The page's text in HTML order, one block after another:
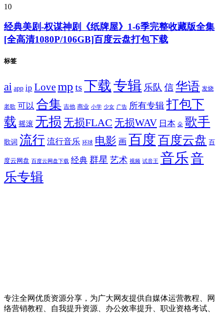
10
经典美剧-权谋神剧《纸牌屋》1-6季完整收藏版全集
[全高清1080P/106GB]百度云盘打包下载
标签
ai app ip Lovemp ts 下载专辑 乐队 信华语 发烧
老歌 可以 合集 吉他 商业 小学 少女 广告 所有专辑 打包下
载 摇滚 无损 无损FLAC 无损WAV 日本 朵 歌手
歌词 流行 流行音乐 环球 电影 画 百度百度云盘 百
度云网盘 百度云网盘下载 经典 群星 艺术 视频 试音王 音乐音
乐专辑
专注全网优质资源分享，为广大网友提供自媒体运营教程、网
络营销教程、自我提升资源、办公效率提升、职业资格考试、